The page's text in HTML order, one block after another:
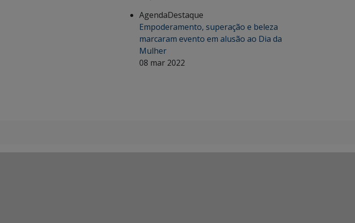
AgendaDestaque
Empoderamento, superação e beleza
marcaram evento em alusão ao Dia da
Mulher
08 mar 2022